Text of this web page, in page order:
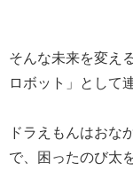
そんな未来を変え
ロボット」として
ドラえもんはおな
で、困ったのび太